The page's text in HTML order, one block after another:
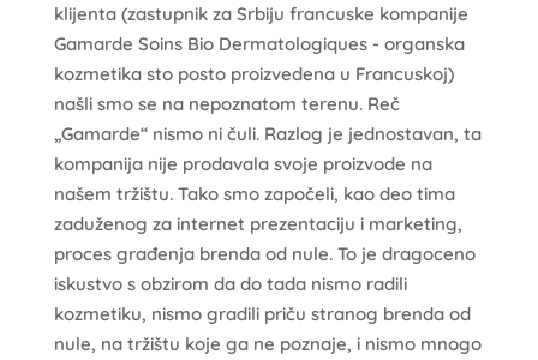
klijenta (zastupnik za Srbiju francuske kompanije
Gamarde Soins Bio Dermatologiques - organska
kozmetika sto posto proizvedena u Francuskoj)
našli smo se na nepoznatom terenu. Reč
„Gamarde“ nismo ni čuli. Razlog je jednostavan, ta
kompanija nije prodavala svoje proizvode na
našem tržištu. Tako smo započeli, kao deo tima
zaduženog za internet prezentaciju i marketing,
proces građenja brenda od nule. To je dragoceno
iskustvo s obzirom da do tada nismo radili
kozmetiku, nismo gradili priču stranog brenda od
nule, na tržištu koje ga ne poznaje, i nismo mnogo